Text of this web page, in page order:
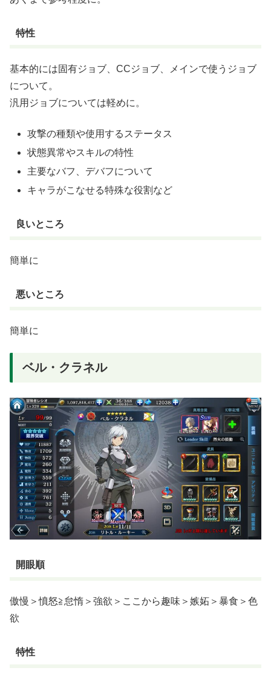
特性
基本的には固有ジョブ、CCジョブ、メインで使うジョブ
について。
汎用ジョブについては軽めに。
攻撃の種類や使用するステータス
状態異常やスキルの特性
主要なバフ、デバフについて
キャラがこなせる特殊な役割など
良いところ
簡単に
悪いところ
簡単に
ベル・クラネル
開眼順
傲慢＞憤怒≧怠惰＞強欲＞ここから趣味＞嫉妬＞暴食＞色
欲
特性